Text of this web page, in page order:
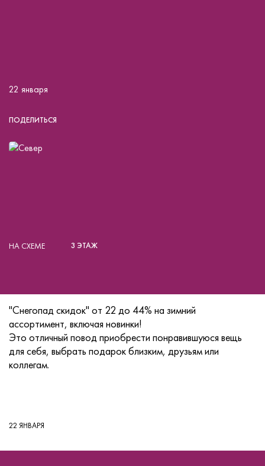
22 января
ПОДЕЛИТЬСЯ
НА СХЕМЕ 3 ЭТАЖ
"Снегопад скидок" от 22 до 44% на зимний
ассортимент, включая новинки!
Это отличный повод приобрести понравившуюся вещь
для себя, выбрать подарок близким, друзьям или
коллегам.
22 ЯНВАРЯ